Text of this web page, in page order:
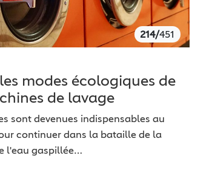
214/451
modes écologiques de
de lavage
sont devenues indispensables au
continuer dans la bataille de la
l'eau gaspillée…